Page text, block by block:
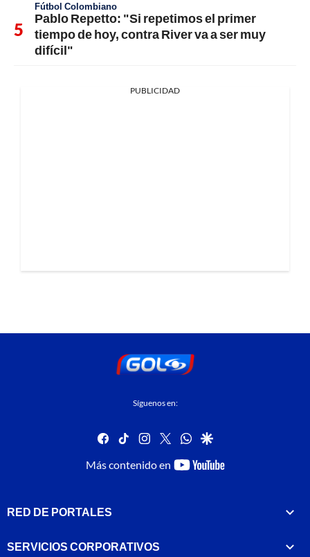
Fútbol Colombiano
Pablo Repetto: "Si repetimos el primer
tiempo de hoy, contra River va a ser muy
difícil"
PUBLICIDAD
Síguenos en:
facebook
tiktok instagram
twitterwhatsapp
google
Más contenido en
youtube-
RED DE PORTALES
SERVICIOS CORPORATIVOS